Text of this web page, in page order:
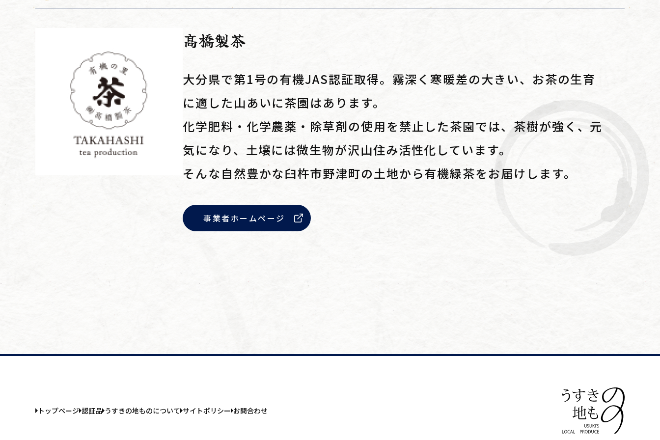
髙橋製茶
大分県で第1号の有機JAS認証取得。霧深く寒暖差の大きい、お茶の生育
に適した山あいに茶園はあります。
化学肥料・化学農薬・除草剤の使用を禁止した茶園では、茶樹が強く、元
気になり、土壌には微生物が沢山住み活性化しています。
そんな自然豊かな臼杵市野津町の土地から有機緑茶をお届けします。
事業者ホームページ
トップページ 認証品 うすきの地ものについて サイトポリシー お問合わせ